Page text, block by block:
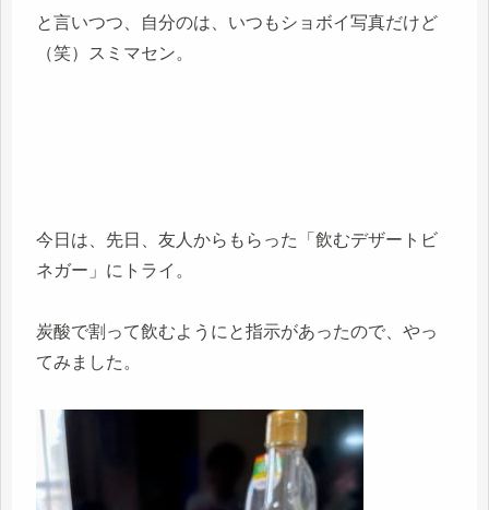
と言いつつ、自分のは、いつもショボイ写真だけど
（笑）スミマセン。
今日は、先日、友人からもらった「飲むデザートビ
ネガー」にトライ。
炭酸で割って飲むようにと指示があったので、やっ
てみました。